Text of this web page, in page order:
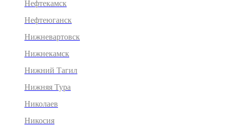
Нефтекамск
Нефтеюганск
Нижневартовск
Нижнекамск
Нижний Тагил
Нижняя Тура
Николаев
Никосия